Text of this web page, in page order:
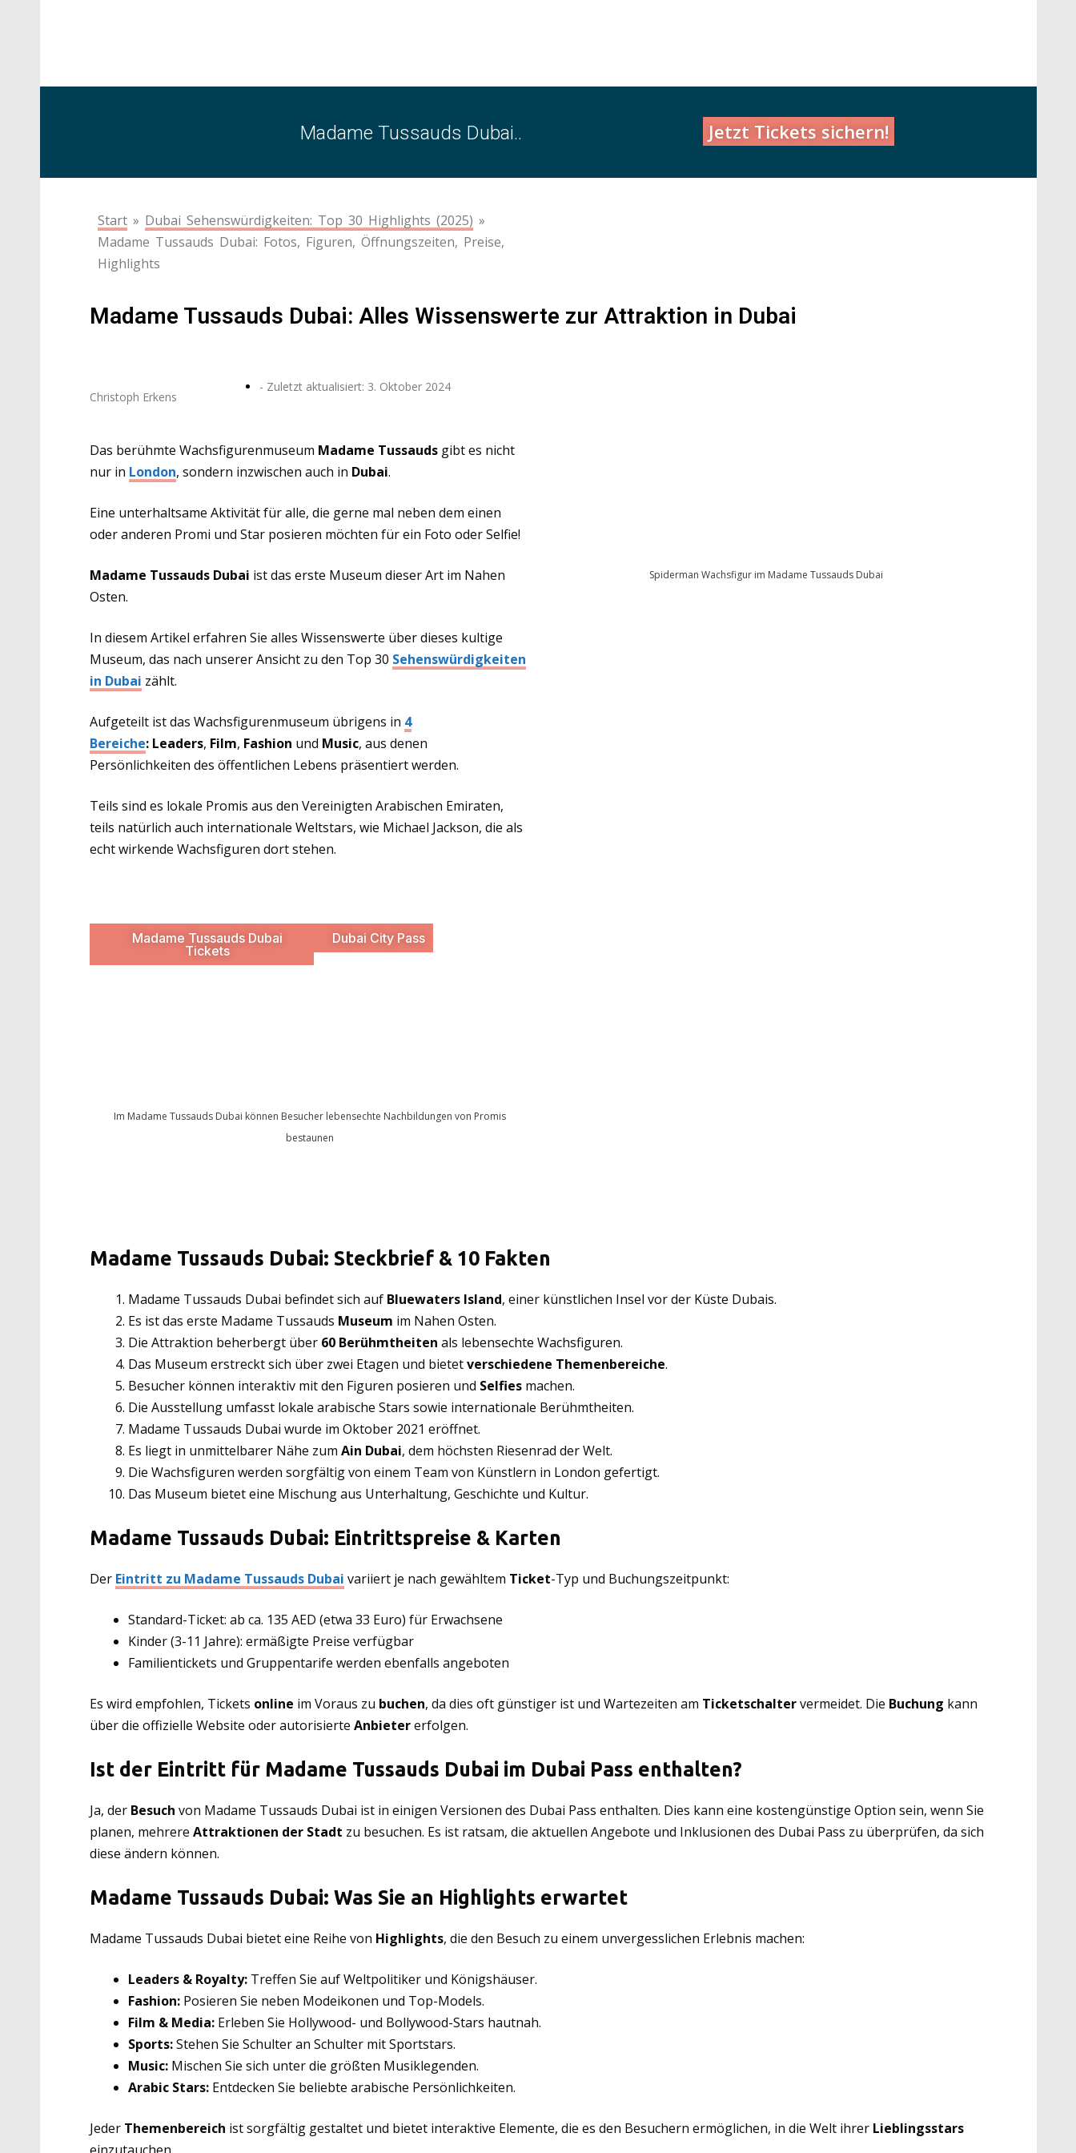
Madame Tussauds Dubai.. Jetzt Tickets sichern!
Start » Dubai Sehenswürdigkeiten: Top 30 Highlights (2025) »
Madame Tussauds Dubai: Fotos, Figuren, Öffnungszeiten, Preise,
Highlights
Madame Tussauds Dubai: Alles Wissenswerte zur Attraktion in Dubai
Christoph Erkens
- Zuletzt aktualisiert: 3. Oktober 2024
Das berühmte Wachsfigurenmuseum Madame Tussauds gibt es nicht
nur in London, sondern inzwischen auch in Dubai.
Eine unterhaltsame Aktivität für alle, die gerne mal neben dem einen
oder anderen Promi und Star posieren möchten für ein Foto oder Selfie!
Madame Tussauds Dubai ist das erste Museum dieser Art im Nahen
Osten.
In diesem Artikel erfahren Sie alles Wissenswerte über dieses kultige
Museum, das nach unserer Ansicht zu den Top 30 Sehenswürdigkeiten
in Dubai zählt.
Aufgeteilt ist das Wachsfigurenmuseum übrigens in 4
Bereiche: Leaders, Film, Fashion und Music, aus denen
Persönlichkeiten des öffentlichen Lebens präsentiert werden.
Teils sind es lokale Promis aus den Vereinigten Arabischen Emiraten,
teils natürlich auch internationale Weltstars, wie Michael Jackson, die als
echt wirkende Wachsfiguren dort stehen.
Spiderman Wachsfigur im Madame Tussauds Dubai
Madame Tussauds Dubai
Tickets
Dubai City Pass
Im Madame Tussauds Dubai können Besucher lebensechte Nachbildungen von Promis
bestaunen
Madame Tussauds Dubai: Steckbrief & 10 Fakten
Madame Tussauds Dubai befindet sich auf Bluewaters Island, einer künstlichen Insel vor der Küste Dubais.
Es ist das erste Madame Tussauds Museum im Nahen Osten.
Die Attraktion beherbergt über 60 Berühmtheiten als lebensechte Wachsfiguren.
Das Museum erstreckt sich über zwei Etagen und bietetverschiedene Themenbereiche.
Besucher können interaktiv mit den Figuren posieren und Selfies machen.
Die Ausstellung umfasst lokale arabische Stars sowie internationale Berühmtheiten.
Madame Tussauds Dubai wurde im Oktober 2021 eröffnet.
Es liegt in unmittelbarer Nähe zum Ain Dubai, dem höchsten Riesenrad der Welt.
Die Wachsfiguren werden sorgfältig von einem Team von Künstlern in London gefertigt.
Das Museum bietet eine Mischung aus Unterhaltung, Geschichte und Kultur.
Madame Tussauds Dubai: Eintrittspreise & Karten
Der Eintritt zu Madame Tussauds Dubai variiert je nach gewähltem Ticket-Typ und Buchungszeitpunkt:
Standard-Ticket: ab ca. 135 AED (etwa 33 Euro) für Erwachsene
Kinder (3-11 Jahre): ermäßigte Preise verfügbar
Familientickets und Gruppentarife werden ebenfalls angeboten
Es wird empfohlen, Tickets online im Voraus zu buchen, da dies oft günstiger ist und Wartezeiten am Ticketschaltervermeidet. Die Buchung kann
über die offizielle Website oder autorisierte Anbietererfolgen.
Ist der Eintritt für Madame Tussauds Dubai im Dubai Pass enthalten?
Ja, der Besuch von Madame Tussauds Dubai ist in einigen Versionen des Dubai Pass enthalten. Dies kann eine kostengünstige Option sein, wenn Sie
planen, mehrere Attraktionen der Stadt zu besuchen. Es ist ratsam, die aktuellen Angebote und Inklusionen des Dubai Pass zu überprüfen, da sich
diese ändern können.
Madame Tussauds Dubai: Was Sie an Highlights erwartet
Madame Tussauds Dubai bietet eine Reihe von Highlights, die den Besuch zu einem unvergesslichen Erlebnis machen:
Leaders & Royalty: Treffen Sie auf Weltpolitiker und Königshäuser.
Fashion: Posieren Sie neben Modeikonen und Top-Models.
Film & Media: Erleben Sie Hollywood- und Bollywood-Stars hautnah.
Sports:Stehen Sie Schulter an Schulter mit Sportstars.
Music: Mischen Sie sich unter die größten Musiklegenden.
Arabic Stars: Entdecken Sie beliebte arabische Persönlichkeiten.
Jeder Themenbereich ist sorgfältig gestaltet und bietet interaktive Elemente, die es den Besuchern ermöglichen, in die Welt ihrer Lieblingsstars